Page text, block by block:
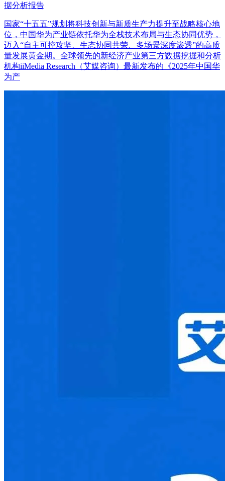
据分析报告
国家“十五五”规划将科技创新与新质生产力提升至战略核心地
位，中国华为产业链依托华为全栈技术布局与生态协同优势，
迈入“自主可控攻坚、生态协同共荣、多场景深度渗透”的高质
量发展黄金期。全球领先的新经济产业第三方数据挖掘和分析
机构iiMedia Research（艾媒咨询）最新发布的《2025年中国华
为产